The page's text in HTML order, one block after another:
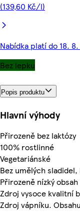
(139,60 Kč/l)
Nabídka platí do 18.
Bez lepku
Popis produktu
Hlavní výhody
Přirozeně bez laktózy
100% rostlinné
Vegetariánské
Bez umělých
Přirozeně nízký
Zdroj vysoce kvalitní
Zdroj vápníku.